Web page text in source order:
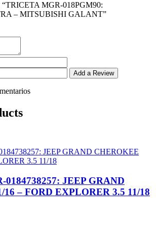
“TRICETA MGR-018PGM90:
– MITSUBISHI GALANT”
JEEP GRAND
16 – FORD EXPLORER 3.5 11/18